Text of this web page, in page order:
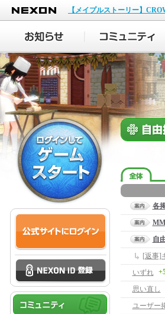
NEXON
【メイプルストーリー】
各
自
[返事]
いずれ
思い直し
ユーザー